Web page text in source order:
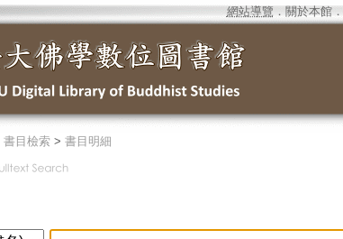
網站導覽 ． 關於本館．
書目檢索> 書目明細